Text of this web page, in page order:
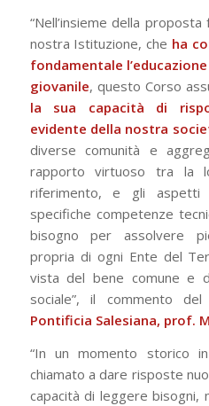
“Nell’insieme della
nostra Istituzione, che ha
fondamentale
giovanile, questo Corso
la sua capacità di
evidente della nostra
diverse comunità e
rapporto virtuoso tra la
riferimento, e gli aspetti
specifiche competenze
bisogno per assolvere
propria di ogni Ente del
vista del bene comune e
sociale”, il commento del
Pontificia Salesiana, prof.
“In un momento storico
chiamato a dare risposte
capacità di leggere bisogni,